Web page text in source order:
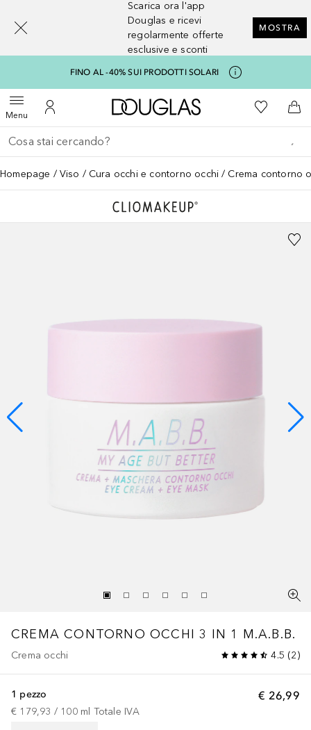
Scarica ora l'app
Douglas e ricevi
regolarmente offerte
esclusive e sconti
MOSTRA
FINO AL -40% SUI PRODOTTI SOLARI
MenuApri menuAl Mio Account
A Douglas HomeAlla Mia
Al
Torna indietro
Esegui ricerca
Homepage Viso Cura occhi e contorno occhi Crema contorno
CREMA CONTORNO OCCHI 3 IN 1 M.A.B.B.
Crema occhi 4.5 (2)
€ 26,99
1 pezzo
€ 179,93 / 100 ml Totale IVA
[navigation.slideout.screenreader]